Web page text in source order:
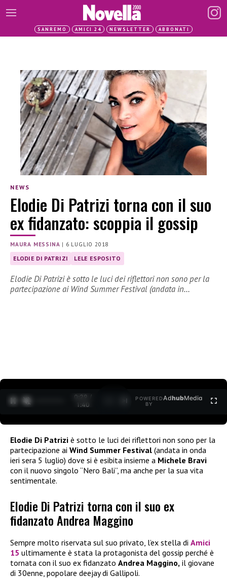
SANREMO AMICI 24 NEWSLETTER ABBONATI
NEWS
Elodie Di Patrizi torna con il suo
ex fidanzato: scoppia il gossip
MAURA MESSINA | 6 LUGLIO 2018
ELODIE DI PATRIZI LELE ESPOSITO
Elodie Di Patrizi è sotto le luci dei riflettori non sono per la
partecipazione ai Wind Summer Festival (andata in…
0:30 /
1:40
POWERED
BY
AdhubMedia
Elodie Di Patrizi è sotto le luci dei riflettori non sono per la
partecipazione ai Wind Summer Festival (andata in onda
ieri sera 5 luglio) dove si è esibita insieme a Michele Bravi
con il nuovo singolo “Nero Bali”, ma anche per la sua vita
sentimentale.
Elodie Di Patrizi torna con il suo ex
fidanzato Andrea Maggino
Sempre molto riservata sul suo privato, l’ex stella di Amici
15 ultimamente è stata la protagonista del gossip perché è
tornata con il suo ex fidanzato Andrea Maggino, il giovane
di 30enne, popolare deejay di Gallipoli.